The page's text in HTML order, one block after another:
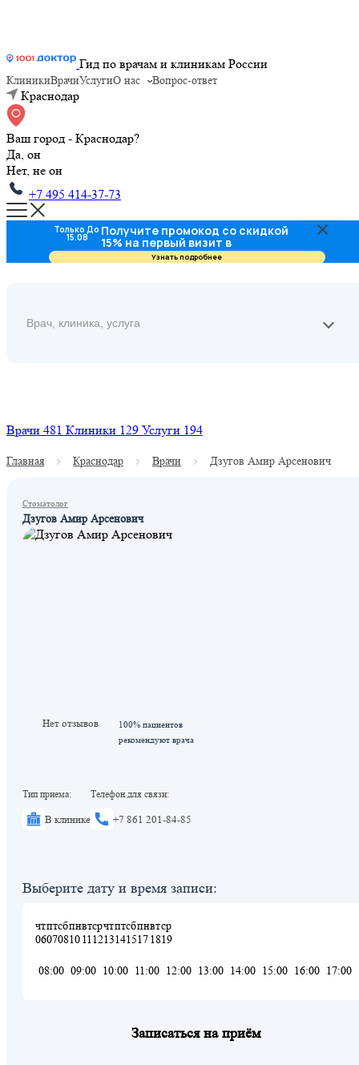
Гид по врачам и клиникам России
КлиникиВрачиУслугиО нас Вопрос-ответ
Краснодар
Ваш город - Краснодар?
Да, он
Нет, не он
+7 495 414-37-73
Врачи 481 Клиники 129 Услуги 194
Главная Краснодар Врачи Дзугов Амир Арсенович
Стоматолог
Дзугов Амир Арсенович
Нет отзывов
100% пациентов
рекомендуют врача
Тип приема:
В клинике
Телефон для связи:
+7 861 201-84-85
Выберите дату и время записи:
чт
06
пт
07
сб
08
пн
10
вт
11
ср
12
чт
13
пт
14
сб
15
пн
17
вт
18
ср
19
08:00 09:00 10:00 11:00 12:00 13:00 14:00 15:00 16:00 17:00
Записаться на приём
Только До
15.08 Получите промокод со скидкой
15% на первый визит в
стоматологию
Узнать подробнее